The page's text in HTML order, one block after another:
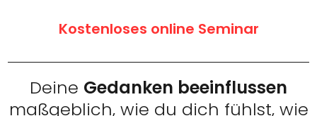
Kostenloses online Seminar
Deine Gedanken beeinflussen
maßgeblich, wie du dich fühlst, wie